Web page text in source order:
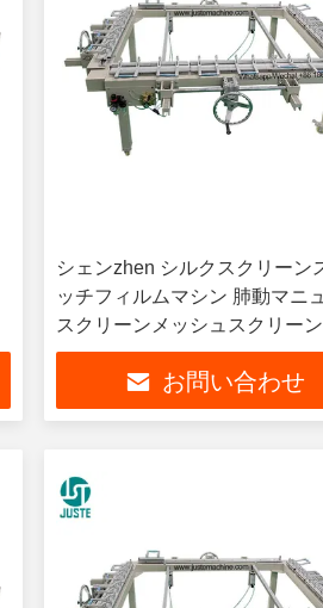
シェンzhen シルクスクリーン
ッチフィルムマシン 肺動マニ
スクリーンメッシュスクリー
レッチャーストレッチマシン
お問い合わせ